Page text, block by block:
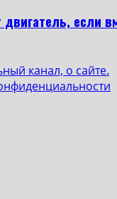
двигатель, если
канал, о сайте.